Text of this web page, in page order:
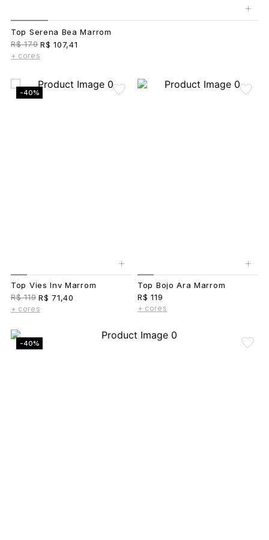
+
Top Serena Bea Marrom
R$ 179 R$ 107,41
+ cores
-40%
+
Top Vies Inv Marrom
R$ 119 R$ 71,40
+ cores
+
Top Bojo Ara Marrom
R$ 119
+ cores
-40%